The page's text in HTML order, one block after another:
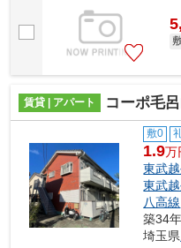
賃貸 | アパート コーポ毛
敷0
1.9万
東武
東武
八高線
築34
埼玉県